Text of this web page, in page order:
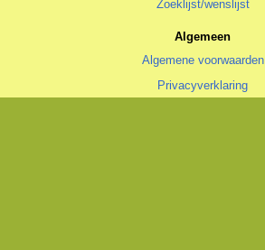
Zoeklijst/wenslijst
Algemeen
Algemene voorwaarden
Privacyverklaring